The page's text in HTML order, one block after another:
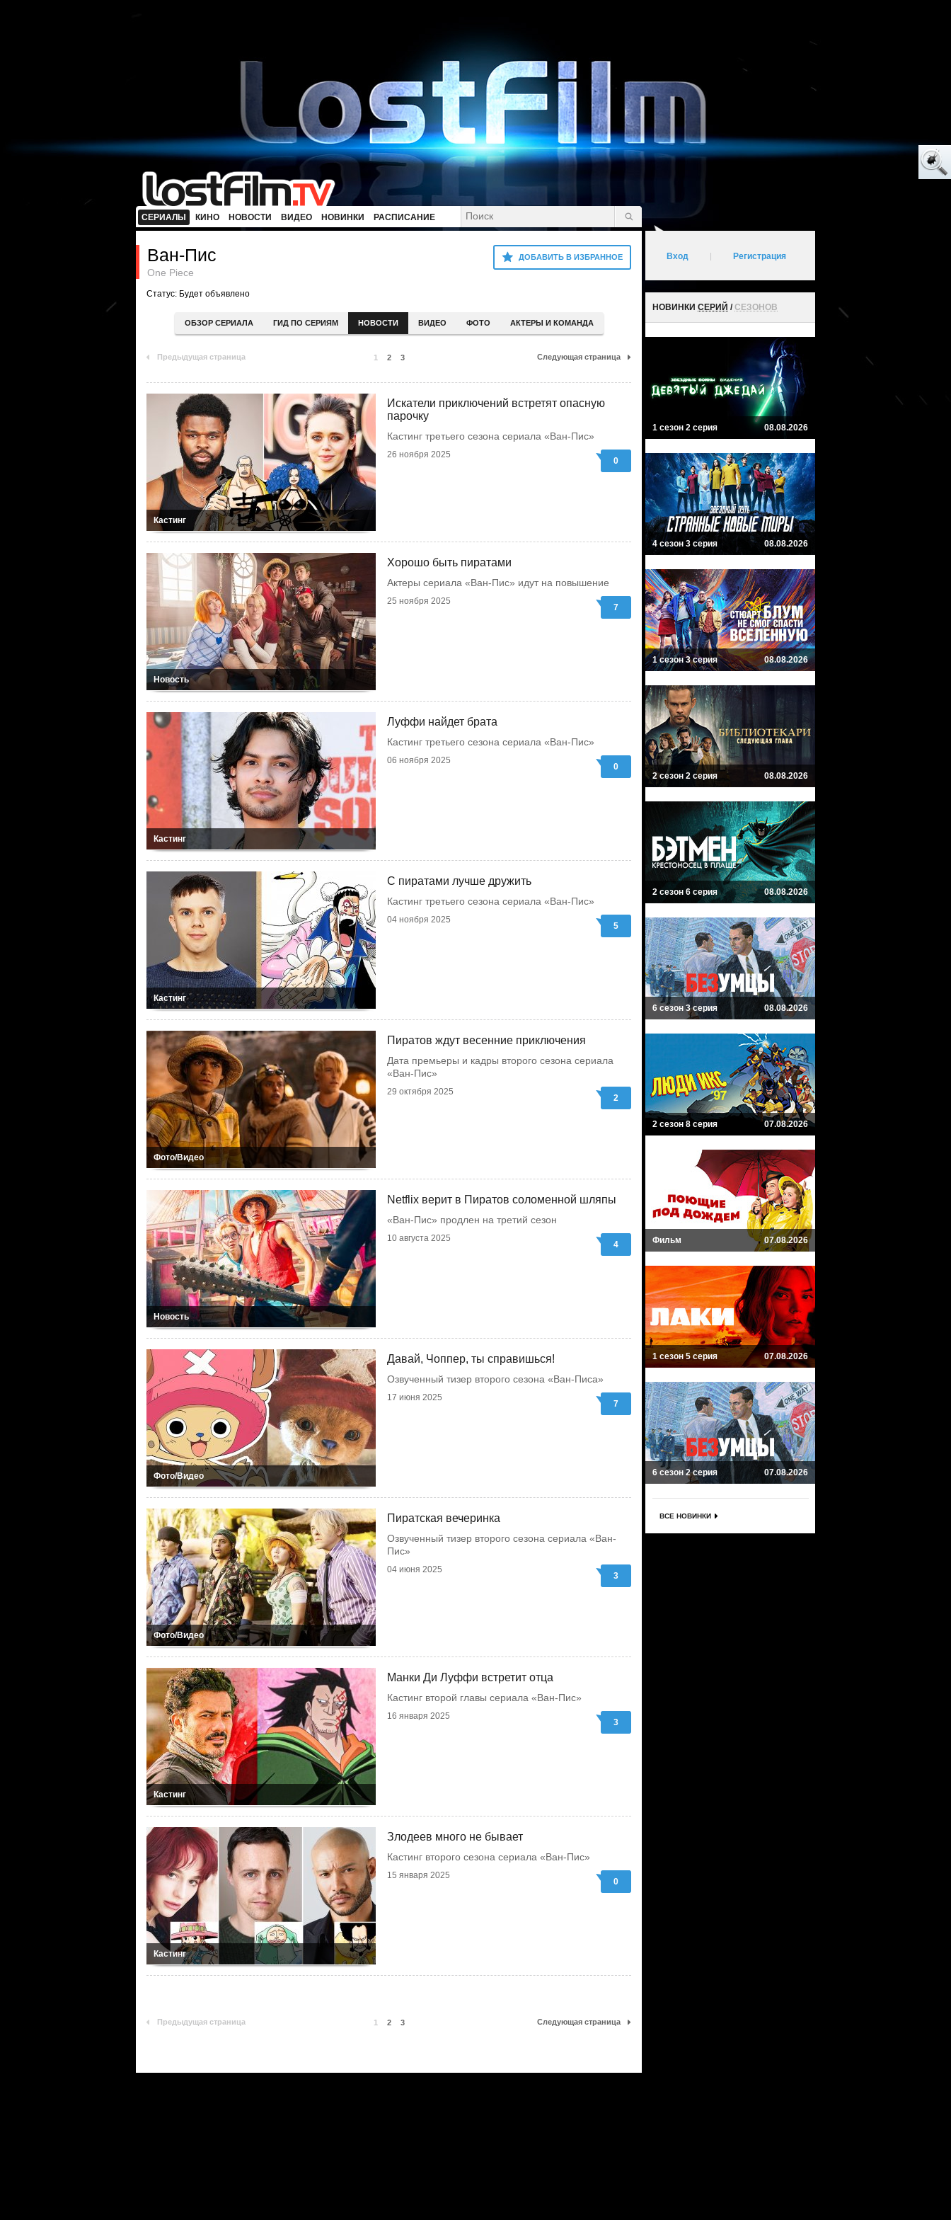
СЕРИАЛЫ КИНО НОВОСТИ ВИДЕО НОВИНКИ РАСПИСАНИЕ
ДОБАВИТЬ В ИЗБРАННОЕ
Ван-Пис
One Piece
Статус: Будет объявлено
ОБЗОР СЕРИАЛА ГИД ПО СЕРИЯМ НОВОСТИ ВИДЕО ФОТО АКТЕРЫ И КОМАНДА
Предыдущая страница 1 2 3 Следующая страница
Кастинг
Искатели приключений встретят опасную
парочку
Кастинг третьего сезона сериала «Ван-Пис»
26 ноября 2025
0
Новость
Хорошо быть пиратами
Актеры сериала «Ван-Пис» идут на повышение
25 ноября 2025
7
Кастинг
Луффи найдет брата
Кастинг третьего сезона сериала «Ван-Пис»
06 ноября 2025
0
Кастинг
С пиратами лучше дружить
Кастинг третьего сезона сериала «Ван-Пис»
04 ноября 2025
5
Фото/Видео
Пиратов ждут весенние приключения
Дата премьеры и кадры второго сезона сериала
«Ван-Пис»
29 октября 2025
2
Новость
Netflix верит в Пиратов соломенной шляпы
«Ван-Пис» продлен на третий сезон
10 августа 2025
4
Фото/Видео
Давай, Чоппер, ты справишься!
Озвученный тизер второго сезона «Ван-Писа»
17 июня 2025
7
Фото/Видео
Пиратская вечеринка
Озвученный тизер второго сезона сериала «Ван-
Пис»
04 июня 2025
3
Кастинг
Манки Ди Луффи встретит отца
Кастинг второй главы сериала «Ван-Пис»
16 января 2025
3
Кастинг
Злодеев много не бывает
Кастинг второго сезона сериала «Ван-Пис»
15 января 2025
0
Предыдущая страница 1 2 3 Следующая страница
Вход Регистрация
НОВИНКИ СЕРИЙ /СЕЗОНОВ
1 сезон 2 серия 08.08.2026
4 сезон 3 серия 08.08.2026
1 сезон 3 серия 08.08.2026
2 сезон 2 серия 08.08.2026
2 сезон 6 серия 08.08.2026
6 сезон 3 серия 08.08.2026
2 сезон 8 серия 07.08.2026
Фильм 07.08.2026
1 сезон 5 серия 07.08.2026
6 сезон 2 серия 07.08.2026
ВСЕ НОВИНКИ